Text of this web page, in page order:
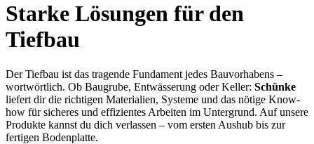
Starke Lösungen für den
Tiefbau
Der Tiefbau ist das tragende Fundament jedes Bauvorhabens –
wortwörtlich. Ob Baugrube, Entwässerung oder Keller: Schünke
liefert dir die richtigen Materialien, Systeme und das nötige Know-
how für sicheres und effizientes Arbeiten im Untergrund. Auf unsere
Produkte kannst du dich verlassen – vom ersten Aushub bis zur
fertigen Bodenplatte.